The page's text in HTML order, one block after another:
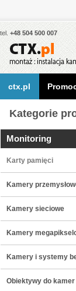
tel. +48 504 500 007
ctx.pl
Kategorie
Monitoring
Karty pamięci
Kamery
Kamery sieciowe
Kamery
Kamery i systemy
Obiektywy do kamer